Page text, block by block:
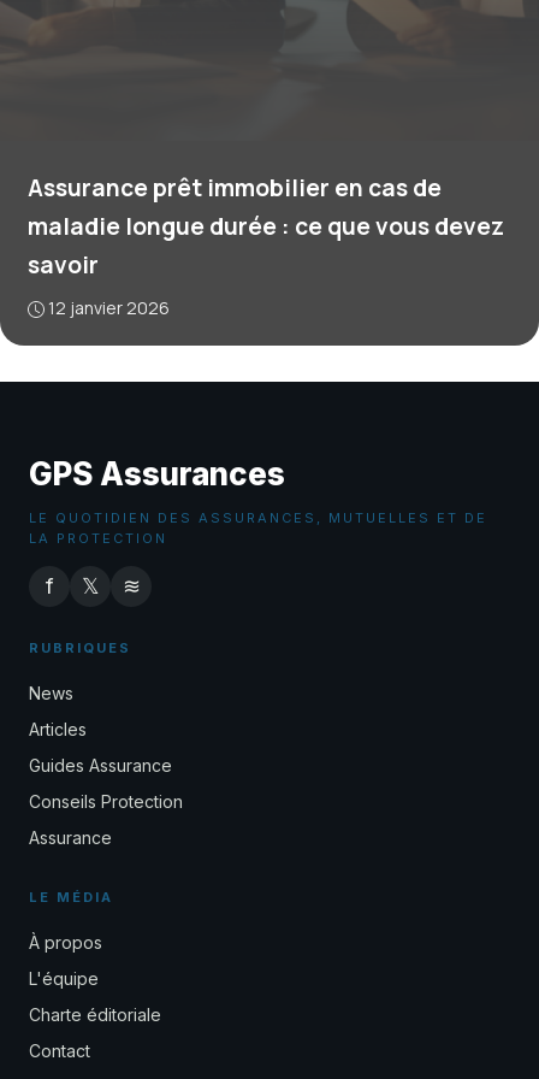
Assurance prêt immobilier en cas de
maladie longue durée : ce que vous devez
savoir
12 janvier 2026
GPS Assurances
LE QUOTIDIEN DES ASSURANCES, MUTUELLES ET DE
LA PROTECTION
f 𝕏 ≋
RUBRIQUES
News
Articles
Guides Assurance
Conseils Protection
Assurance
LE MÉDIA
À propos
L'équipe
Charte éditoriale
Contact